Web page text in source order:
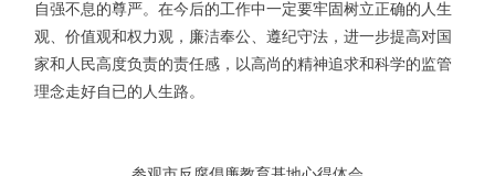
自强不息的尊严。在今后的工作中一定要牢固树立正确的人生
观、价值观和权力观，廉洁奉公、遵纪守法，进一步提高对国
家和人民高度负责的责任感，以高尚的精神追求和科学的监管
理念走好自已的人生路。